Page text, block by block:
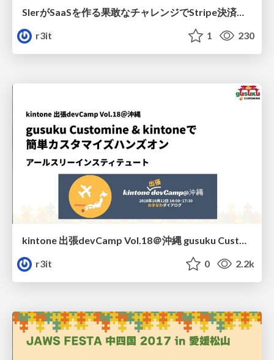
r3it
1 230
kintone 出張devCamp Vol.18＠沖縄 gusuku Customine & kintoneで簡単カスタマイズハンズオン / kintone devCamp Vol.18 gusuku Customine Hands-on
r3it
0 2.2k